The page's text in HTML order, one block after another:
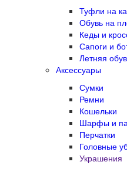
Туфли на
Обувь на
Кеды и
Сапоги и
Летняя
Аксессуары
Сумки
Ремни
Кошельки
Шарфы и
Перчатки
Головные
Украшения